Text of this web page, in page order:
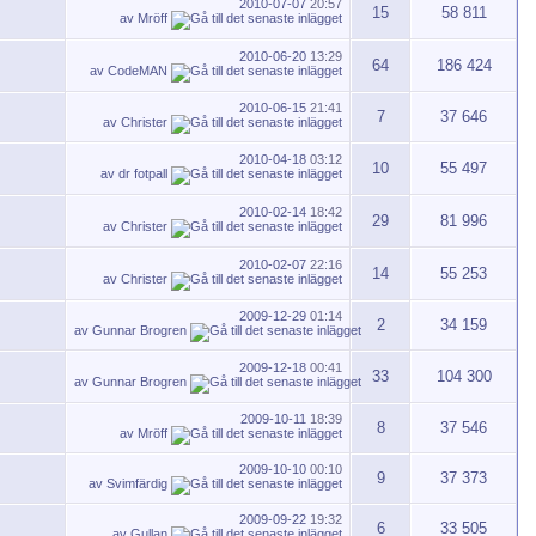
2010-07-07 20:57
av Mröff 15 58 811
2010-06-20 13:29
av CodeMAN 64 186 424
2010-06-15 21:41
av Christer 7 37 646
2010-04-18 03:12
av dr fotpall 10 55 497
2010-02-14 18:42
av Christer 29 81 996
2010-02-07 22:16
av Christer 14 55 253
2009-12-29 01:14
av Gunnar Brogren 2 34 159
2009-12-18 00:41
av Gunnar Brogren 33 104 300
2009-10-11 18:39
av Mröff 8 37 546
2009-10-10 00:10
av Svimfärdig 9 37 373
2009-09-22 19:32
6 33 505